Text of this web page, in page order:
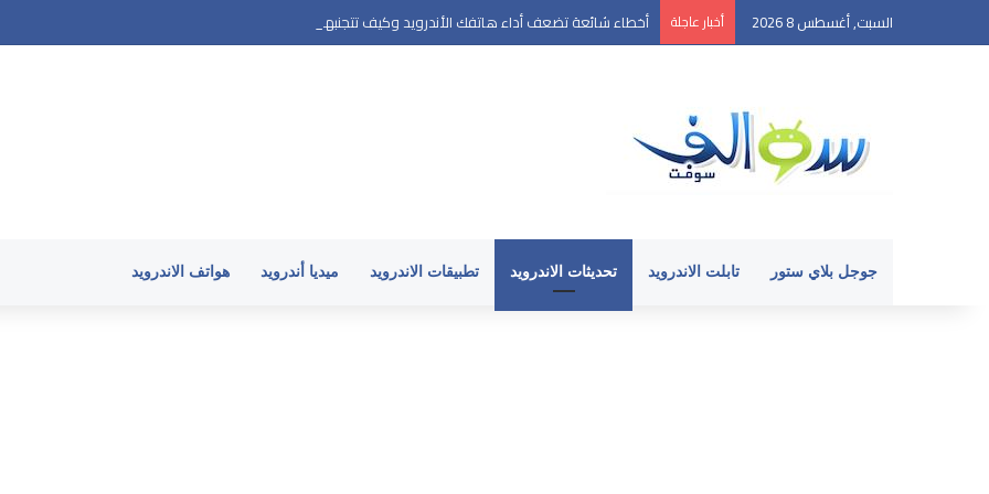
السبت, أغسطس 8 2026 أخبار عاجلة أخطاء شائعة تضعف أداء هاتفك الأندرويد وكيف تتجنبها
جوجل بلاي ستور تابلت الاندرويد تحديثات الاندرويد تطبيقات الاندرويد ميديا أندرويد هواتف الاندرويد